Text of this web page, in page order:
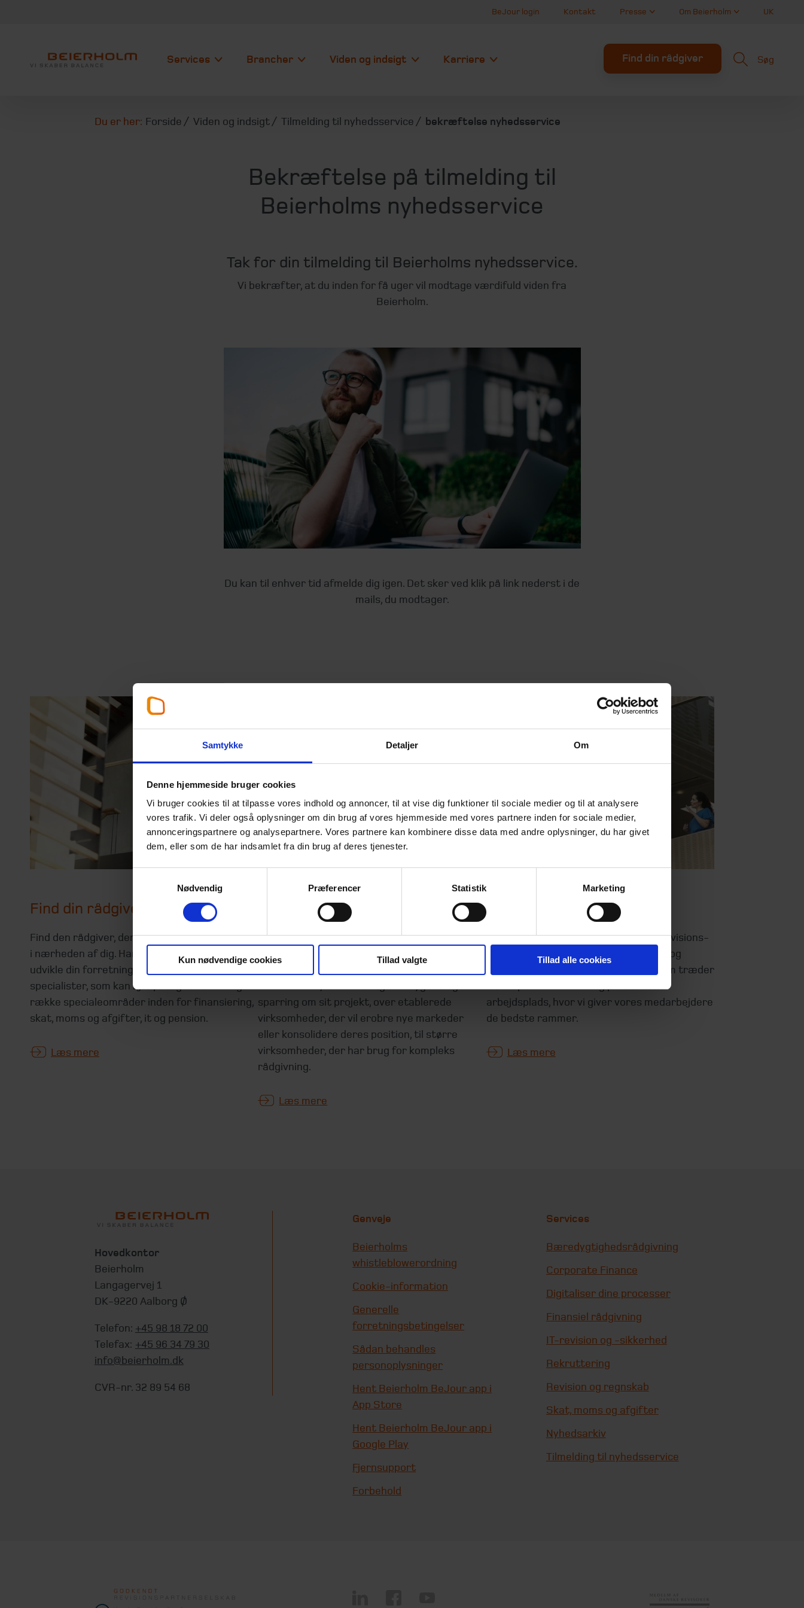
Samtykke Detaljer Om
Denne hjemmeside bruger cookies
Vi bruger cookies til at tilpasse vores indhold og annoncer, til at vise dig funktioner til sociale medier og til at analysere
vores trafik. Vi deler også oplysninger om din brug af vores hjemmeside med vores partnere inden for sociale medier,
annonceringspartnere og analysepartnere. Vores partnere kan kombinere disse data med andre oplysninger, du har givet
dem, eller som de har indsamlet fra din brug af deres tjenester.
Nødvendig
Præferencer Statistik Marketing
Kun nødvendige cookies Tillad valgte Tillad alle cookies
BeJour login Kontakt Presse Om Beierholm UK
Services Brancher Viden og indsigt Karriere Find din rådgiver Søg
Du er her: Forside Viden og indsigt Tilmelding til nyhedsservice bekræftelse nyhedsservice
Bekræftelse på tilmelding til
Beierholms nyhedsservice
Tak for din tilmelding til Beierholms nyhedsservice.
Vi bekræfter, at du inden for få uger vil modtage værdifuld viden fra
Beierholm.
Du kan til enhver tid afmelde dig igen. Det sker ved klik på link nederst i de
mails, du modtager.
Find din rådgiver
Find den rådgiver, der passer til din virksomhed
i nærheden af dig. Har du brug for hjælp til at
udvikle din forretning, har vi en række
specialister, som kan hjælpe dig med en lang
række specialeområder inden for finansiering,
skat, moms og afgifter, it og pension.
Læs mere
Services
Vi rådgiver virksomheder i hele Danmark med
særligt fokus på mindre og mellemstore
virksomheder. Fra den nystartede
iværksætter, der har brug for tryghed og
sparring om sit projekt, over etablerede
virksomheder, der vil erobre nye markeder
eller konsolidere deres position, til større
virksomheder, der har brug for kompleks
rådgivning.
Læs mere
Om Beierholm
Beierholm er Danmarks foretrukne revisions-
og rådgivningsvirksomhed for mindre og
mellemstore virksomheder. I Beierholm træder
du ind på en attraktiv og professionel
arbejdsplads, hvor vi giver vores medar­bejdere
de bedste rammer.
Læs mere
Hovedkontor
Beierholm
Langagervej 1
DK-9220 Aalborg Ø
Telefon: +45 98 18 72 00
Telefax: +45 96 34 79 30
info@beierholm.dk
CVR-nr. 32 89 54 68
Genveje
Beierholms
whistleblowerordning
Cookie-information
Generelle
forretningsbetingelser
Sådan behandles
personoplysninger
Hent Beierholm BeJour app i
App Store
Hent Beierholm BeJour app i
Google Play
Fjernsupport
Forbehold
Services
Bæredygtighedsrådgivning
Corporate Finance
Digitaliser dine processer
Finansiel rådgivning
IT-revision og -sikkerhed
Rekruttering
Revision og regnskab
Skat, moms og afgifter
Nyhedsarkiv
Tilmelding til nyhedsservice